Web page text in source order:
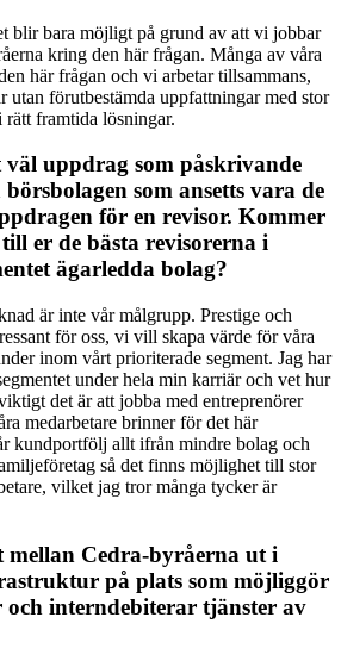
blir bara möjligt på grund av att vi jobbar
kring den här frågan. Många av våra
här frågan och vi arbetar tillsammans,
utan förutbestämda uppfattningar med stor
framtida lösningar.
uppdrag som påskrivande
som ansetts vara de
för en revisor. Kommer
er de bästa revisorerna i
ägarledda bolag?
är inte vår målgrupp. Prestige och
för oss, vi vill skapa värde för våra
inom vårt prioriterade segment. Jag har
under hela min karriär och vet hur
det är att jobba med entreprenörer
medarbetare brinner för det här
kundportfölj allt ifrån mindre bolag och
så det finns möjlighet till stor
vilket jag tror många tycker är
mellan Cedra-byråerna ut i
på plats som möjliggör
interndebiterar tjänster av